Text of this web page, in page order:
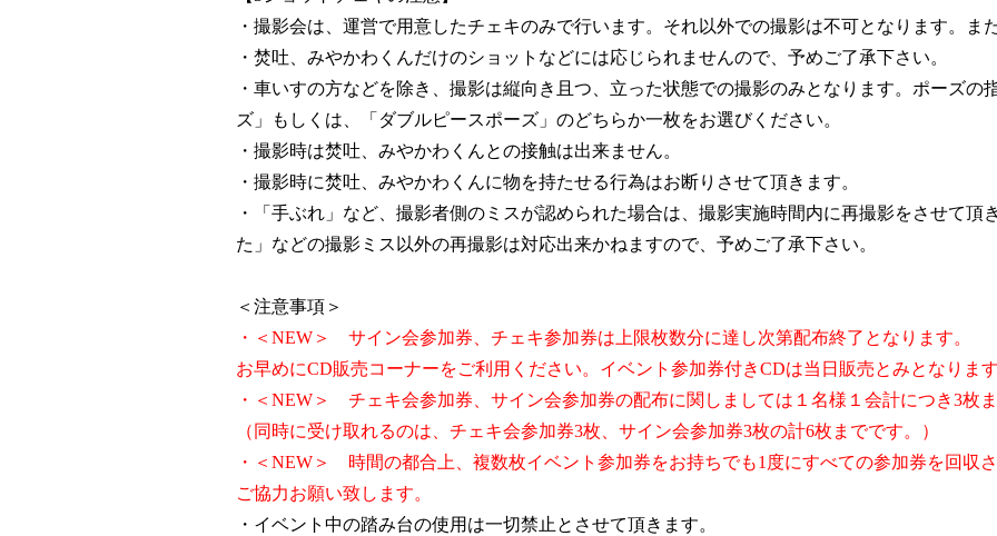
・撮影会は、運営で用意したチェキのみで行います。それ以外での撮影は不可となります。ま
・焚吐、みやかわくんだけのショットなどには応じられませんので、予めご了承下さい。
・車いすの方などを除き、撮影は縦向き且つ、立った状態での撮影のみとなります。ポーズの
ズ」もしくは、「ダブルピースポーズ」のどちらか一枚をお選びください。
・撮影時は焚吐、みやかわくんとの接触は出来ません。
・撮影時に焚吐、みやかわくんに物を持たせる行為はお断りさせて頂きます。
・「手ぶれ」など、撮影者側のミスが認められた場合は、撮影実施時間内に再撮影をさせて頂
た」などの撮影ミス以外の再撮影は対応出来かねますので、予めご了承下さい。
＜注意事項＞
・＜NEW＞ サイン会参加券、チェキ参加券は上限枚数分に達し次第配布終了となります。
お早めにCD販売コーナーをご利用ください。イベント参加券付きCDは当日販売とみとなりま
・＜NEW＞ チェキ会参加券、サイン会参加券の配布に関しましては１名様１会計につき3枚ま
（同時に受け取れるのは、チェキ会参加券3枚、サイン会参加券3枚の計6枚までです。）
・＜NEW＞ 時間の都合上、複数枚イベント参加券をお持ちでも1度にすべての参加券を回収さ
ご協力お願い致します。
・イベント中の踏み台の使用は一切禁止とさせて頂きます。